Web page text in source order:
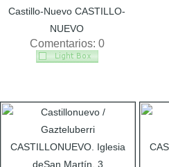
Castillo-Nuevo CASTILLO-
NUEVO
Comentarios: 0